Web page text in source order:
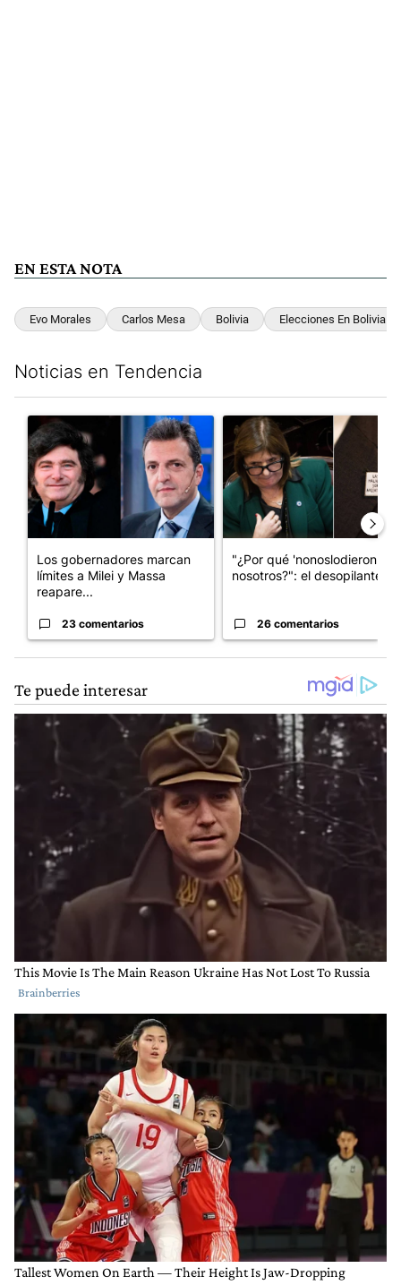
EN ESTA NOTA
Evo Morales Carlos Mesa Bolivia Elecciones En Bolivia
Noticias en Tendencia
Un artículo de tendencia con el título "Los gobernadores
Los gobernadores marcan
límites a Milei y Massa
reapare...
23 comentarios
Un artículo de tendencia con
"¿Por qué 'nonoslodieron' a
nosotros?": el desopilante ...
26 comentarios